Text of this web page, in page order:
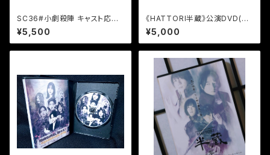
SC36#小劇殺陣 キャスト応援
グッズ「ミニ光剣」-サインタグ付
き-
¥5,500
《HATTORI半蔵》公演DVD(2
枚組)
¥5,000